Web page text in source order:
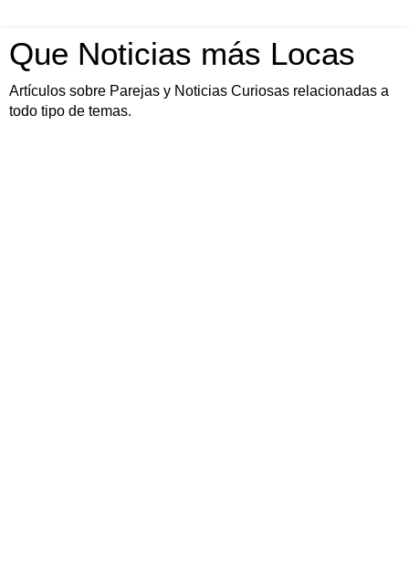
Que Noticias más Locas
Artículos sobre Parejas y Noticias Curiosas relacionadas a
todo tipo de temas.